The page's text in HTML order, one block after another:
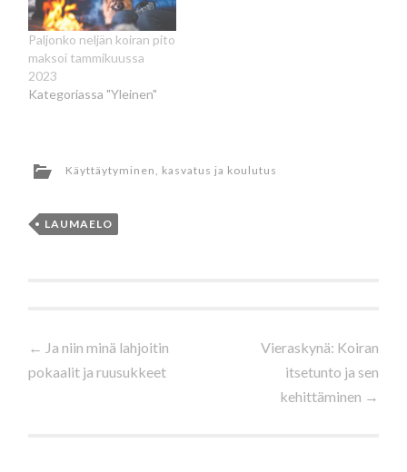
Paljonko neljän koiran pito
maksoi tammikuussa
2023
Kategoriassa "Yleinen"
Käyttäytyminen, kasvatus ja koulutus
LAUMAELO
Artikkelien
selaus
← Ja niin minä lahjoitin
pokaalit ja ruusukkeet
Vieraskynä: Koiran
itsetunto ja sen
kehittäminen →